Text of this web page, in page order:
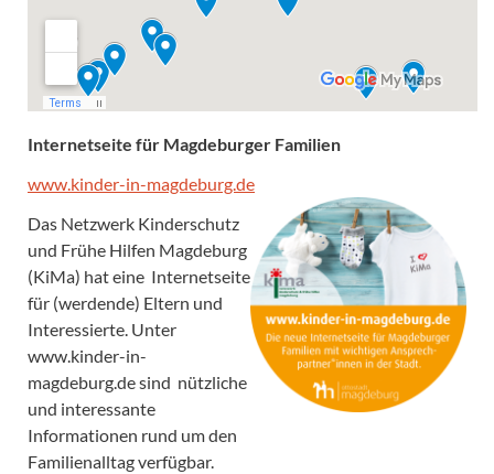
Internetseite für Magdeburger Familien
www.kinder-in-magdeburg.de
Das Netzwerk Kinderschutz
und Frühe Hilfen Magdeburg
(KiMa) hat eine Internetseite
für (werdende) Eltern und
Interessierte. Unter
www.kinder-in-
magdeburg.de sind nützliche
und interessante
Informationen rund um den
Familienalltag verfügbar.